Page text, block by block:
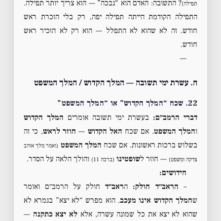
תפילה)? התשובה: האדם הוא “נבכה” — הוא צריך יותר תפילה.
התפילה הקודמת הייתה תפילה יפה, רק בלי הזכרת ראש
חודש. זה לא שהוא לא התפלל — הוא רק לא הזכיר ראש
חודש.
—
ח. עשרת ימי תשובה — המלך הקדוש / המלך המשפט
22. שכח “המלך הקדוש” או “המלך המשפט”
דברי הרמב״ם: בעשרת ימי תשובה אומרים המלך הקדוש
והמלך המשפט. אם שכח האל הקדוש — חוזר לראש, כי זה
בשלוש ברכות ראשונות. אם שכח המלך המשפט (ואמר מלך אוהב
צדקה ומשפט) — חוזר לשופטינו (ברכה 11)
והולך הלאה על הסדר.
חידושים:
– הראב״ד חולק: הראב״דחולק על הרמב״ם ואומר
שהמלך הקדוש אינו מעכב. הוא מפרש “לא יצא” בגמרא לא
שהוא לא יצא את כל שמונה עשרה, אלא לא יצא כתקנה —